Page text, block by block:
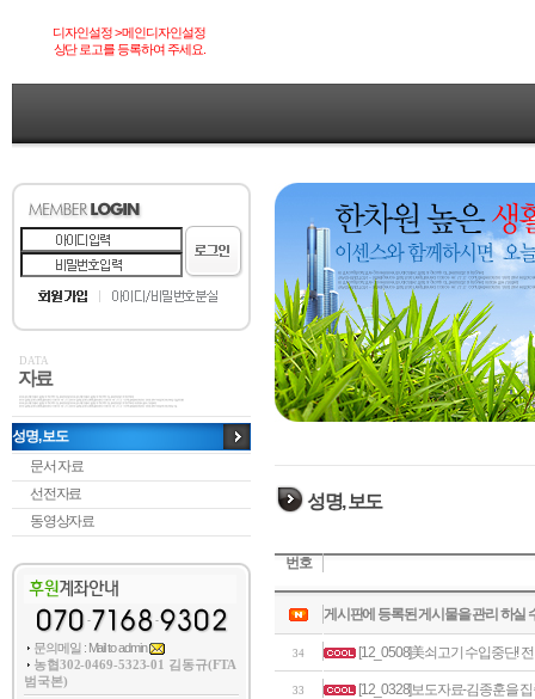
디자인설정 > 메인디자인설정
상단 로고를 등록하여 주세요.
DATA
자료
성명, 보도
문서 자료
선전자료
동영상자료
문의메일 : Mail to admin
농협302-0469-5323-01 김동규(FTA
범국본)
성명, 보도
번호
게시판에 등록된 게시물을 관리 하실
34 [12_0508]美쇠고기 수입중단!
33 [12_0328]보도자료-김종훈을